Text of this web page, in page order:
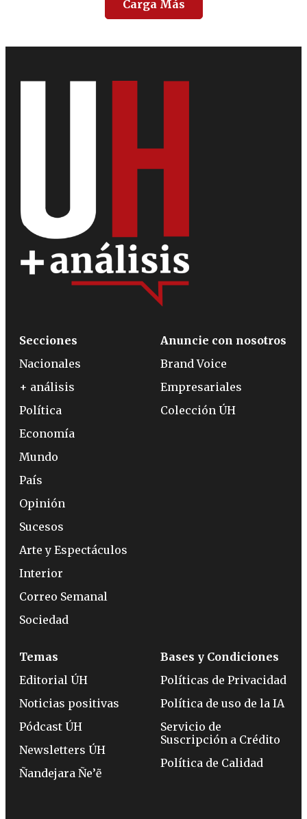
Carga Más
Secciones
Nacionales
+ análisis
Política
Economía
Mundo
País
Opinión
Sucesos
Arte y Espectáculos
Interior
Correo Semanal
Sociedad
Anuncie con nosotros
Brand Voice
Empresariales
Colección ÚH
Temas
Editorial ÚH
Noticias positivas
Pódcast ÚH
Newsletters ÚH
Ñandejara Ñe’ẽ
Bases y Condiciones
Políticas de Privacidad
Política de uso de la IA
Servicio de
Suscripción a Crédito
Política de Calidad